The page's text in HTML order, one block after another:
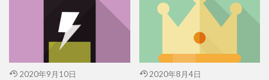
2020年9月10日 2020年8月4日